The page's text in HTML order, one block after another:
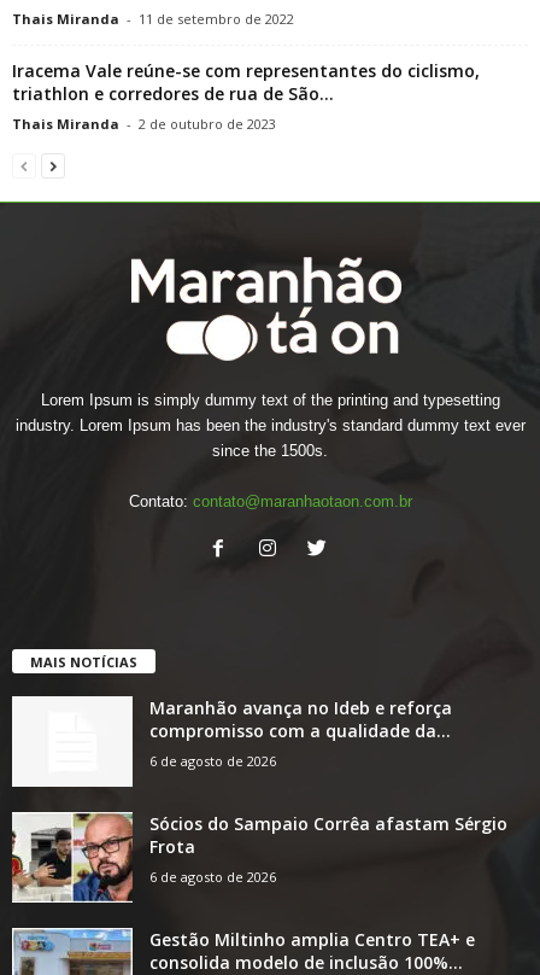
Thais Miranda - 11 de setembro de 2022
Iracema Vale reúne-se com representantes do ciclismo,
triathlon e corredores de rua de São...
Thais Miranda - 2 de outubro de 2023
Lorem Ipsum is simply dummy text of the printing and typesetting
industry. Lorem Ipsum has been the industry's standard dummy text ever
since the 1500s.
Contato: contato@maranhaotaon.com.br
MAIS NOTÍCIAS
Maranhão avança no Ideb e reforça
compromisso com a qualidade da...
6 de agosto de 2026
Sócios do Sampaio Corrêa afastam Sérgio
Frota
6 de agosto de 2026
Gestão Miltinho amplia Centro TEA+ e
consolida modelo de inclusão 100%...